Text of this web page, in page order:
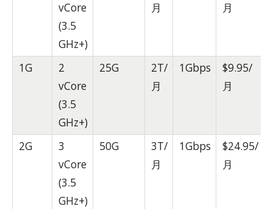
vCore
(3.5
GHz+)
月
月
1G
2
vCore
(3.5
GHz+)
25G
2T/
月
1Gbps
$9.95/
月
2G
3
vCore
(3.5
GHz+)
50G
3T/
月
1Gbps
$24.95/
月